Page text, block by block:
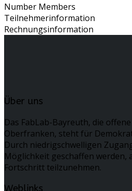
Number Members
Teilnehmerinformation
Rechnungsinformation
Über uns
Das FabLab-Bayreuth, die
Oberfranken, steht für
Durch niedrigschwelligen
Möglichkeit geschaffen werden,
Fortschritt teilzunehmen.
Weblinks